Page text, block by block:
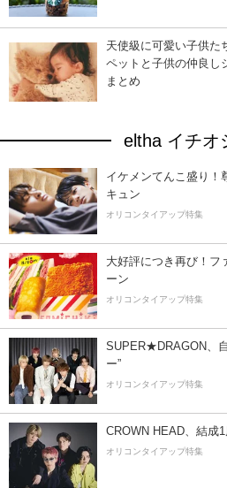
天使級に可愛い子供た
ペットと子供の仲良し
まとめ
eltha イチオ
イケメンてんこ盛り！
キュン
オリコンタイアップ特集
大好評につき再び！フ
ーン
オリコンタイアップ特集
SUPER★DRAGON、
ー”
オリコンタイアップ特集
CROWN HEAD、結成
オリコンタイアップ特集